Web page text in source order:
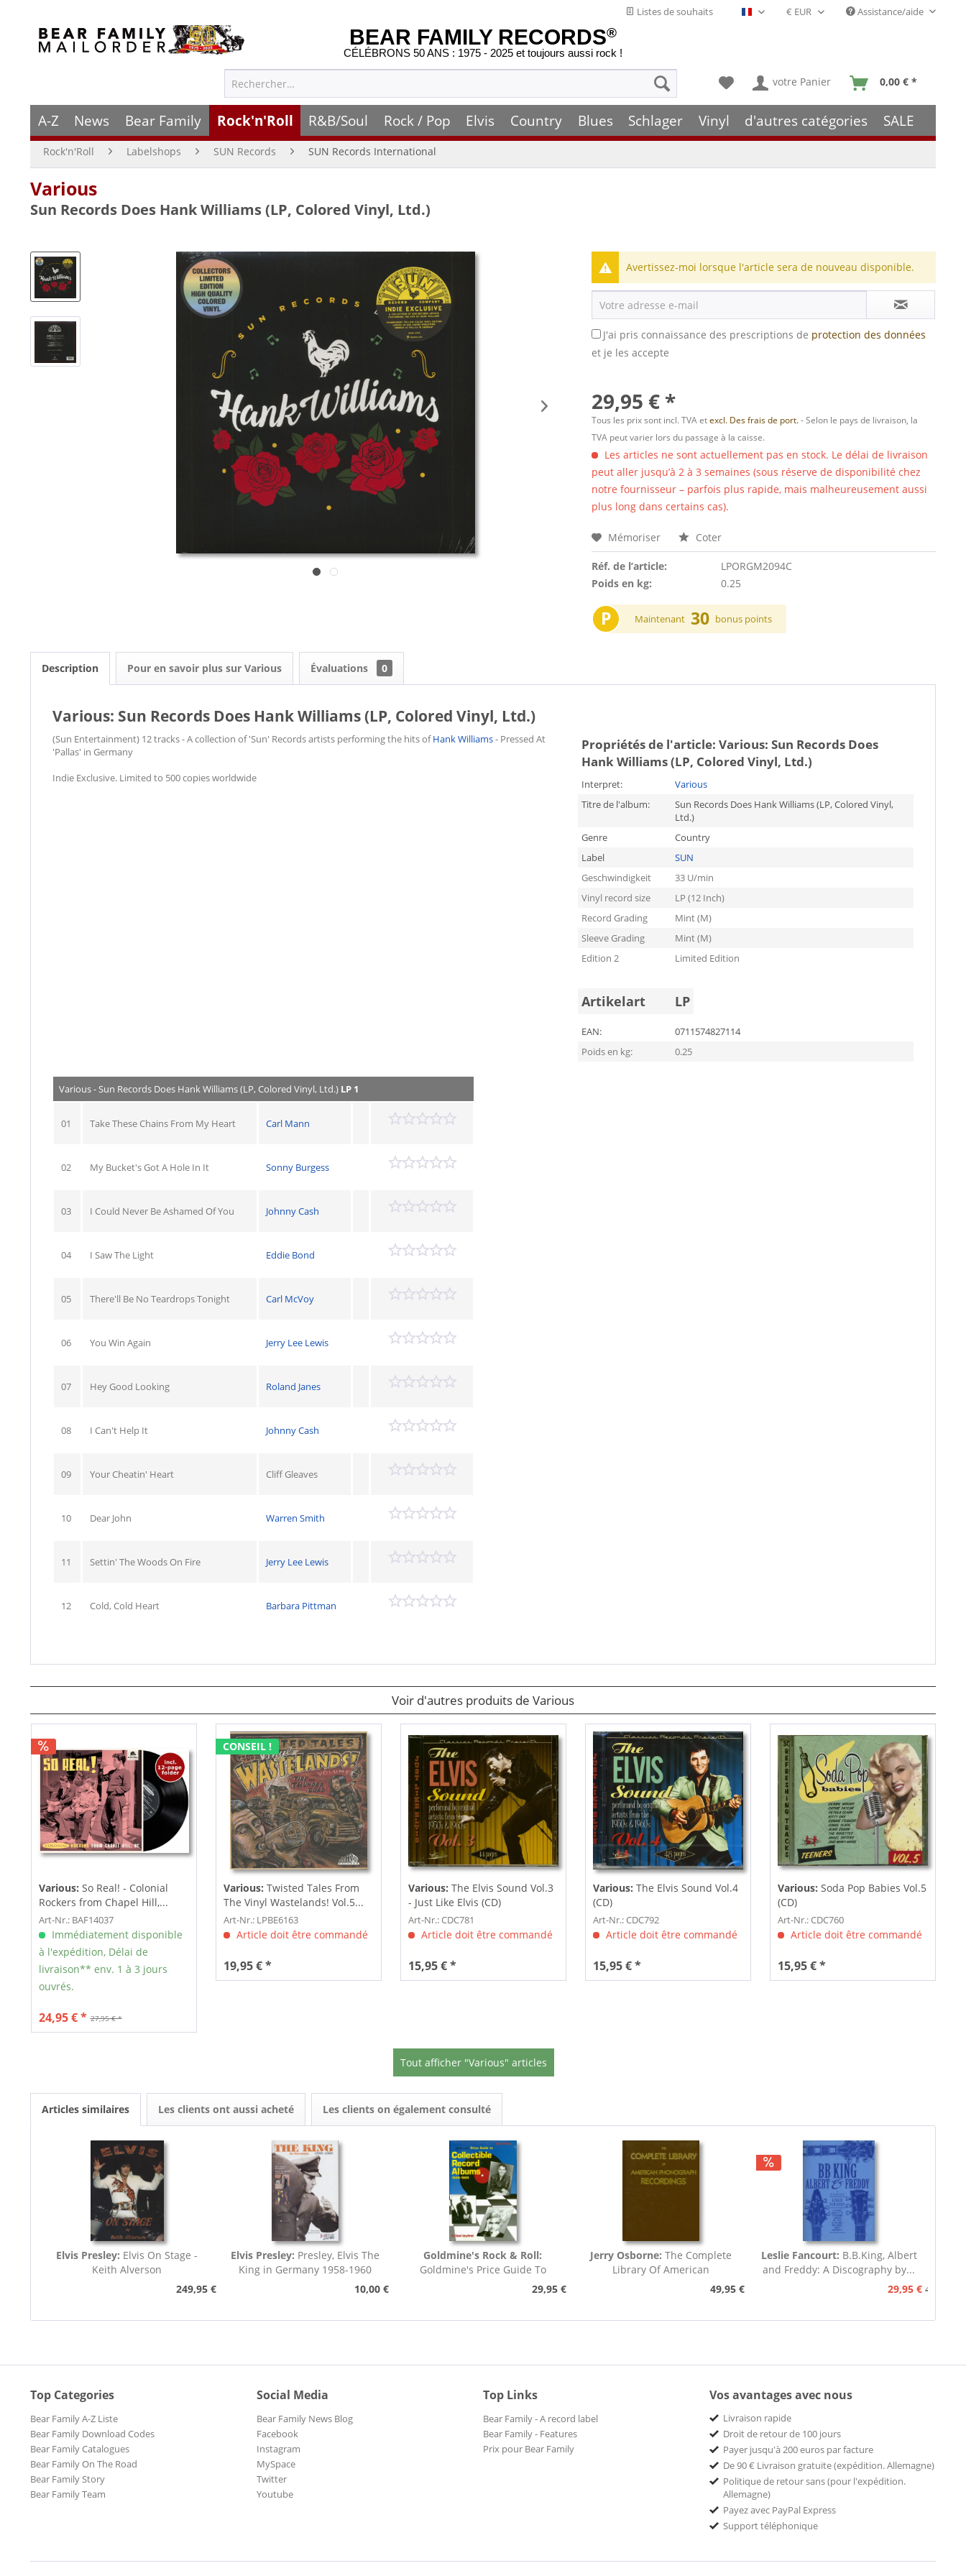
Listes de souhaits Français- FR Assistance/aide
BEAR FAMILY RECORDS®
CÉLÉBRONS 50 ANS : 1975 - 2025 et toujours aussi rock !
votre Panier 0,00 € *
A-Z News Bear Family Rock'n'Roll R&B/Soul Rock / Pop Elvis Country Blues Schlager Vinyl d'autres catégories SALE
Rock'n'Roll Labelshops SUN Records SUN Records International
Various
Sun Records Does Hank Williams (LP, Colored Vinyl, Ltd.)
Avertissez-moi lorsque l'article sera de nouveau disponible.
J'ai pris connaissance des prescriptions de protection des données
et je les accepte
29,95 € *
Tous les prix sont incl. TVA etexcl. Des frais de port.- Selon le pays de livraison, la
TVA peut varier lors du passage à la caisse.
Les articles ne sont actuellement pas en stock. Le délai de livraison
peut aller jusqu’à 2 à 3 semaines (sous réserve de disponibilité chez
notre fournisseur – parfois plus rapide, mais malheureusement aussi
plus long dans certains cas).
Mémoriser Coter
Réf. de l’article:
LPORGM2094C
Poids en kg:
0.25
P Maintenant 30 bonus points
Description Pour en savoir plus sur Various Évaluations 0
Various: Sun Records Does Hank Williams (LP, Colored Vinyl, Ltd.)
(Sun Entertainment) 12 tracks - A collection of 'Sun' Records artists performing the hits ofHank Williams- Pressed At
'Pallas' in Germany
Indie Exclusive. Limited to 500 copies worldwide
Propriétés de l'article: Various: Sun Records Does
Hank Williams (LP, Colored Vinyl, Ltd.)
Interpret:
Various
Titre de l'album:
Sun Records Does Hank Williams (LP, Colored Vinyl,
Ltd.)
Genre
Country
Label
SUN
Geschwindigkeit
33 U/min
Vinyl record size
LP (12 Inch)
Record Grading
Mint (M)
Sleeve Grading
Mint (M)
Edition 2
Limited Edition
Artikelart LP
EAN:
0711574827114
Poids en kg:
0.25
Various - Sun Records Does Hank Williams (LP, Colored Vinyl, Ltd.) LP 1
01 Take These Chains From My Heart Carl Mann
02 My Bucket's Got A Hole In It Sonny Burgess
03 I Could Never Be Ashamed Of You Johnny Cash
04 I Saw The Light Eddie Bond
05 There'll Be No Teardrops Tonight Carl McVoy
06 You Win Again Jerry Lee Lewis
07 Hey Good Looking Roland Janes
08 I Can't Help It Johnny Cash
09 Your Cheatin' Heart Cliff Gleaves
10 Dear John Warren Smith
11 Settin' The Woods On Fire Jerry Lee Lewis
12 Cold, Cold Heart Barbara Pittman
Voir d'autres produits de Various
Various: So Real! - Colonial
Rockers from Chapel Hill,...
Art-Nr.: BAF14037
Immédiatement disponible
à l'expédition, Délai de
livraison** env. 1 à 3 jours
ouvrés.
27,95 € *
24,95 € *
CONSEIL !
Various: Twisted Tales From
The Vinyl Wastelands! Vol.5...
Art-Nr.: LPBE6163
Article doit être commandé
19,95 € *
Various: The Elvis Sound Vol.3
- Just Like Elvis (CD)
Art-Nr.: CDC781
Article doit être commandé
15,95 € *
Various: The Elvis Sound Vol.4
(CD)
Art-Nr.: CDC792
Article doit être commandé
15,95 € *
Various: Soda Pop Babies Vol.5
(CD)
Art-Nr.: CDC760
Article doit être commandé
15,95 € *
Tout afficher "Various" articles
Articles similaires Les clients ont aussi acheté Les clients on également consulté
Elvis Presley: Elvis On Stage -
Keith Alverson
249,95 €
Elvis Presley: Presley, Elvis The
King in Germany 1958-1960
10,00 €
Goldmine's Rock & Roll:
Goldmine's Price Guide To
Collectable Record...29,95 €
Jerry Osborne:The Complete
Library Of American
49,95 €
Leslie Fancourt: B.B.King, Albert
and Freddy: A Discography by...
29,95 € 49,95 €
Top Categories
Bear Family A-Z Liste
Bear Family Download Codes
Bear Family Catalogues
Bear Family On The Road
Bear Family Story
Bear Family Team
Social Media
Bear Family News Blog
Facebook
Instagram
MySpace
Twitter
Youtube
Top Links
Bear Family - A record label
Bear Family - Features
Prix pour Bear Family
Vos avantages avec nous
Livraison rapide
Droit de retour de 100 jours
Payer jusqu'à 200 euros par facture
De 90 € Livraison gratuite (expédition. Allemagne)
Politique de retour sans (pour l'expédition.
Allemagne)
Payez avec PayPal Express
Support téléphonique